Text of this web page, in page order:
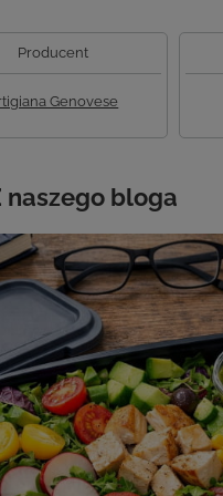
Producent
Genovese
naszego bloga